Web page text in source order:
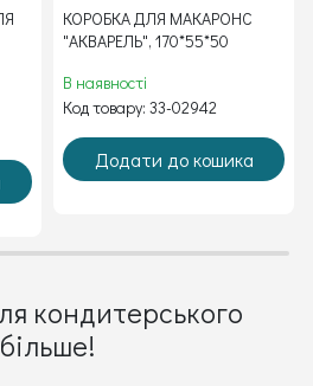
КОРОБКА ДЛЯ МАКАРОНС
"АКВАРЕЛЬ", 170*55*50
В наявності
Код товару: 33-02942
Додати до кошика
кондитерського